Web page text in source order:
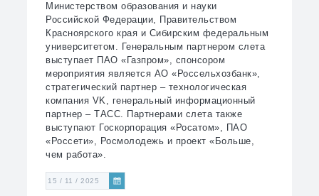
Министерством образования и науки
Российской Федерации, Правительством
Красноярского края и Сибирским федеральным
университетом. Генеральным партнером слета
выступает ПАО «Газпром», спонсором
мероприятия является АО «Россельхозбанк»,
стратегический партнер – технологическая
компания VK, генеральный информационный
партнер – ТАСС. Партнерами слета также
выступают Госкорпорация «Росатом», ПАО
«Россети», Росмолодежь и проект «Больше,
чем работа».
15 / 11 / 2025